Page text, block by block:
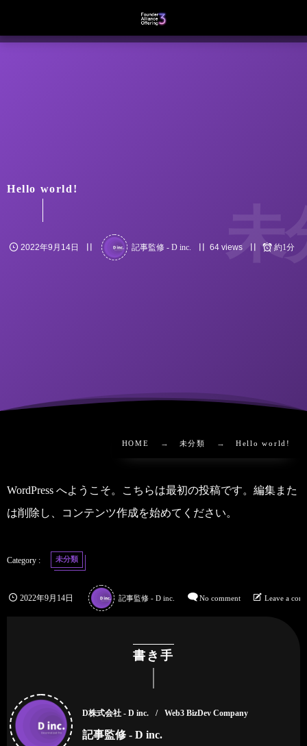
Hello world!
2022年9月14日 記事監修 - D inc. 64 views 約1分
未
HOME 未分類 Hello world!
WordPress へようこそ。こちらは最初の投稿です。編集また
は削除し、コンテンツ作成を始めてください。
未分類
2022年9月14日 記事監修 - D inc. No comment Leave a
書き手
D株式会社 - D inc. Web3 BizDev Company
記事監修 - D inc.